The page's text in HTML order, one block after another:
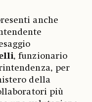
anche
, funzionario
per
della
più